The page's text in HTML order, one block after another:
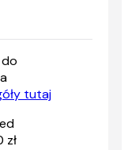
tutaj
zł